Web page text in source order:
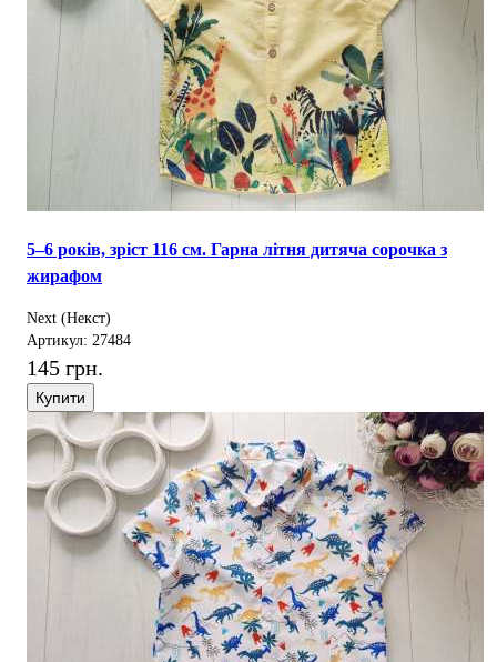
5–6 років, зріст 116 см. Гарна літня дитяча сорочка з
жирафом
Next (Некст)
Артикул: 27484
145 грн.
Купити